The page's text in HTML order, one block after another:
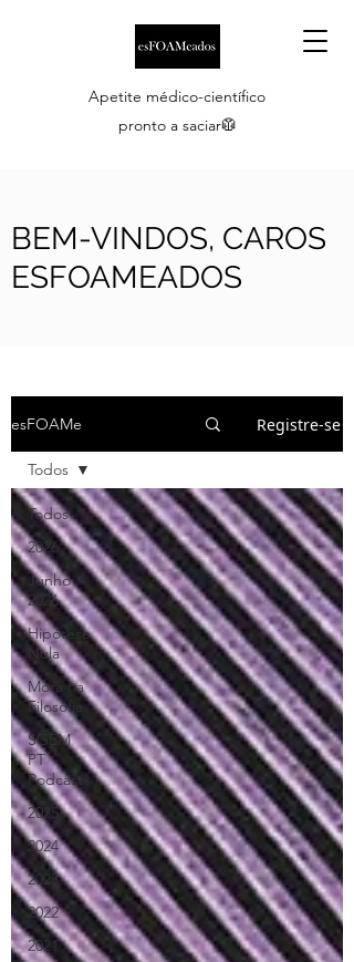
Apetite médico-científico
pronto a saciar🥼
BEM-VINDOS, CAROS
ESFOAMEADOS
esFOAMe Registre-se
Todos
2026
Junho
2026
Hipótese
Nula
Mora na
Filosofia
SGEM
PT
Podcast
2025
2024
2023
2022
2021
Todos